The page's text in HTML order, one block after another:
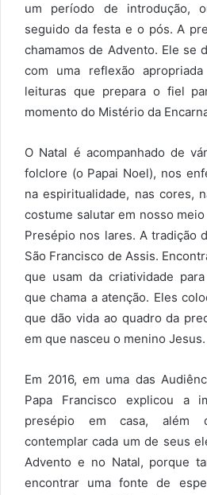
um período de introdução,
seguido da festa e o pós. A
chamamos de Advento. Ele se
com uma reflexão
leituras que prepara o fiel
momento do Mistério da
O Natal é acompanhado de
folclore (o Papai Noel), nos
na espiritualidade, nas cores,
costume salutar em nosso
Presépio nos lares. A tradição
São Francisco de Assis.
que usam da criatividade
que chama a atenção. Eles
que dão vida ao quadro da
em que nasceu o menino Jesus.
Em 2016, em uma das
Papa Francisco explicou a
presépio em casa, além
contemplar cada um de seus
Advento e no Natal, porque
encontrar uma fonte de